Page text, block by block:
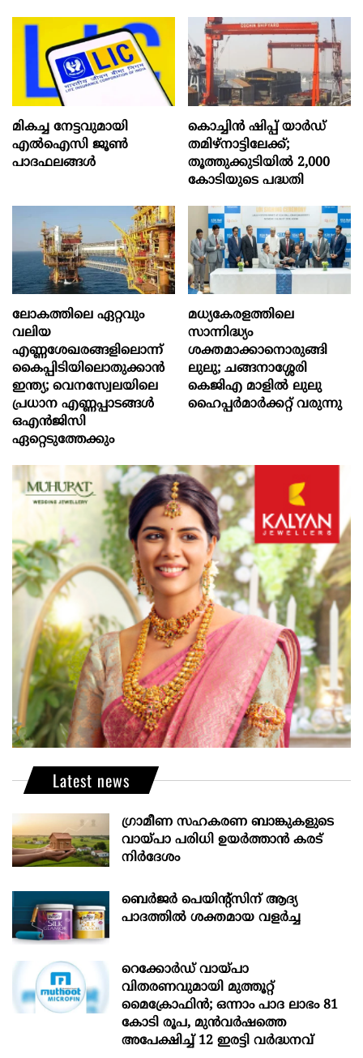
മികച്ച നേട്ടവുമായി
എൽഐസി ജൂൺ
പാദഫലങ്ങൾ
കൊച്ചിന്‍ ഷിപ്പ് യാർഡ്
തമിഴ്നാട്ടിലേക്ക്;
തൂത്തുക്കുടിയിൽ 2,000
കോടിയുടെ പദ്ധതി
ലോകത്തിലെ ഏറ്റവും
വലിയ
എണ്ണശേഖരങ്ങളിലൊന്ന്
കൈപ്പിടിയിലൊതുക്കാന്‍
ഇന്ത്യ; വെനസ്വേലയിലെ
പ്രധാന എണ്ണപ്പാടങ്ങള്‍
ഒഎന്‍ജിസി
ഏറ്റെടുത്തേക്കും
മധ്യകേരളത്തിലെ
സാന്നിദ്ധ്യം
ശക്തമാക്കാനൊരുങ്ങി
ലുലു; ചങ്ങനാശ്ശേരി
കെജിഎ മാളിൽ ലുലു
ഹൈപ്പർമാർക്കറ്റ് വരുന്നു
Latest news
ഗ്രാമീണ സഹകരണ ബാങ്കുകളുടെ
വായ്പാ പരിധി ഉയർത്താൻ കരട്
നിർദേശം
ബെർജർ പെയിന്റ്സിന് ആദ്യ
പാദത്തിൽ ശക്തമായ വളർച്ച
റെക്കോർഡ് വായ്പാ
വിതരണവുമായി മുത്തൂറ്റ്
മൈക്രോഫിൻ; ഒന്നാം പാദ ലാഭം 81
കോടി രൂപ, മുൻവർഷത്തെ
അപേക്ഷിച്ച് 12 ഇരട്ടി വർദ്ധനവ്